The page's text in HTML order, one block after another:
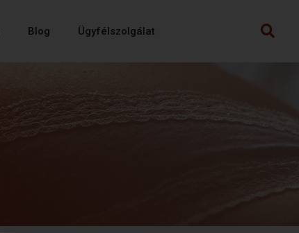
Blog Ügyfélszolgálat